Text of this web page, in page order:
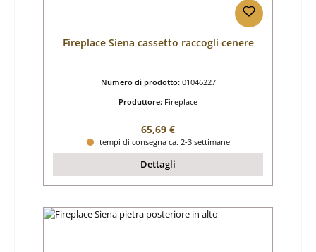
Fireplace Siena cassetto raccogli cenere
Numero di prodotto: 01046227
Produttore: Fireplace
Prezzo normale:
65,69 €
tempi di consegna ca. 2-3 settimane
Dettagli